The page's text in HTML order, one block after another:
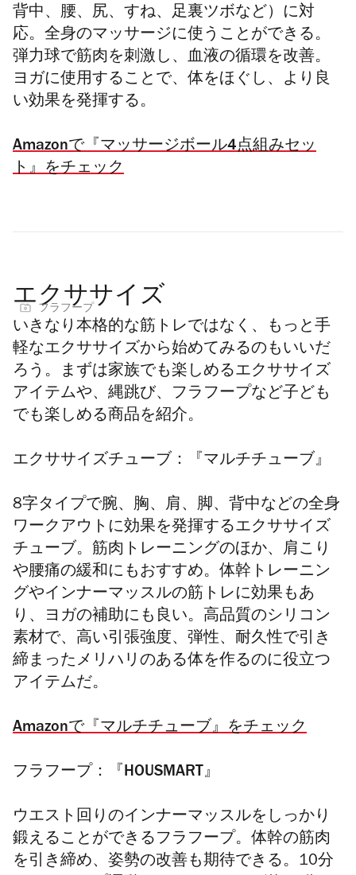
背中、腰、尻、すね、足裏ツボなど）に対
応。全身のマッサージに使うことができる。
弾力球で筋肉を刺激し、血液の循環を改善。
ヨガに使用することで、体をほぐし、より良
い効果を発揮する。
Amazonで『マッサージボール4点組みセッ
ト』をチェック
エクササイズ
フラフープ
いきなり本格的な筋トレではなく、もっと手
軽なエクササイズから始めてみるのもいいだ
ろう。まずは家族でも楽しめるエクササイズ
アイテムや、縄跳び、フラフープなど子ども
でも楽しめる商品を紹介。
エクササイズチューブ：『マルチチューブ』
8字タイプで腕、胸、肩、脚、背中などの全身
ワークアウトに効果を発揮するエクササイズ
チューブ。筋肉トレーニングのほか、肩こり
や腰痛の緩和にもおすすめ。体幹トレーニン
グやインナーマッスルの筋トレに効果もあ
り、ヨガの補助にも良い。高品質のシリコン
素材で、高い引張強度、弾性、耐久性で引き
締まったメリハリのある体を作るのに役立つ
アイテムだ。
Amazonで『マルチチューブ』をチェック
フラフープ：『HOUSMART』
ウエスト回りのインナーマッスルをしっかり
鍛えることができるフラフープ。体幹の筋肉
を引き締め、姿勢の改善も期待できる。10分